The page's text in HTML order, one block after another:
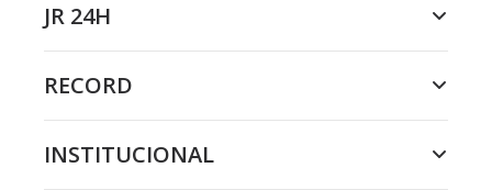
JR 24H
RECORD
INSTITUCIONAL